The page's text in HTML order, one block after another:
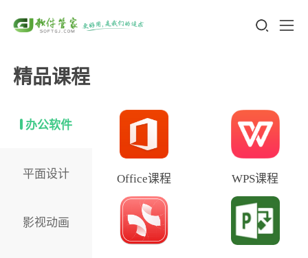
精品课程
办公软件
平面设计
影视动画
Office课程 WPS课程